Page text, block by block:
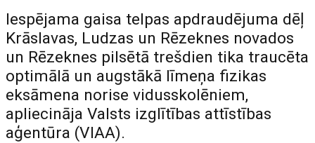
Iespējama gaisa telpas apdraudējuma dēļ
Krāslavas, Ludzas un Rēzeknes novados
un Rēzeknes pilsētā trešdien tika traucēta
optimālā un augstākā līmeņa fizikas
eksāmena norise vidusskolēniem,
apliecināja Valsts izglītības attīstības
aģentūra (VIAA).